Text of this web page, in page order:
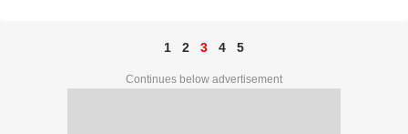
1 2 3 4 5
Continues below advertisement